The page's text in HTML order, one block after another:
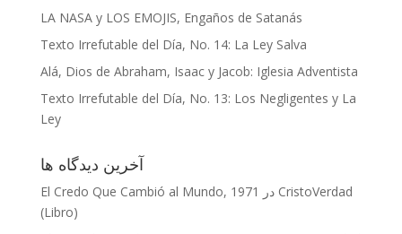
LA NASA y LOS EMOJIS, Engaños de Satanás
Texto Irrefutable del Día, No. 14: La Ley Salva
Alá, Dios de Abraham, Isaac y Jacob: Iglesia Adventista
Texto Irrefutable del Día, No. 13: Los Negligentes y La
Ley
آخرین دیدگاه‌ ها
CristoVerdad در El Credo Que Cambió al Mundo, 1971
(Libro)